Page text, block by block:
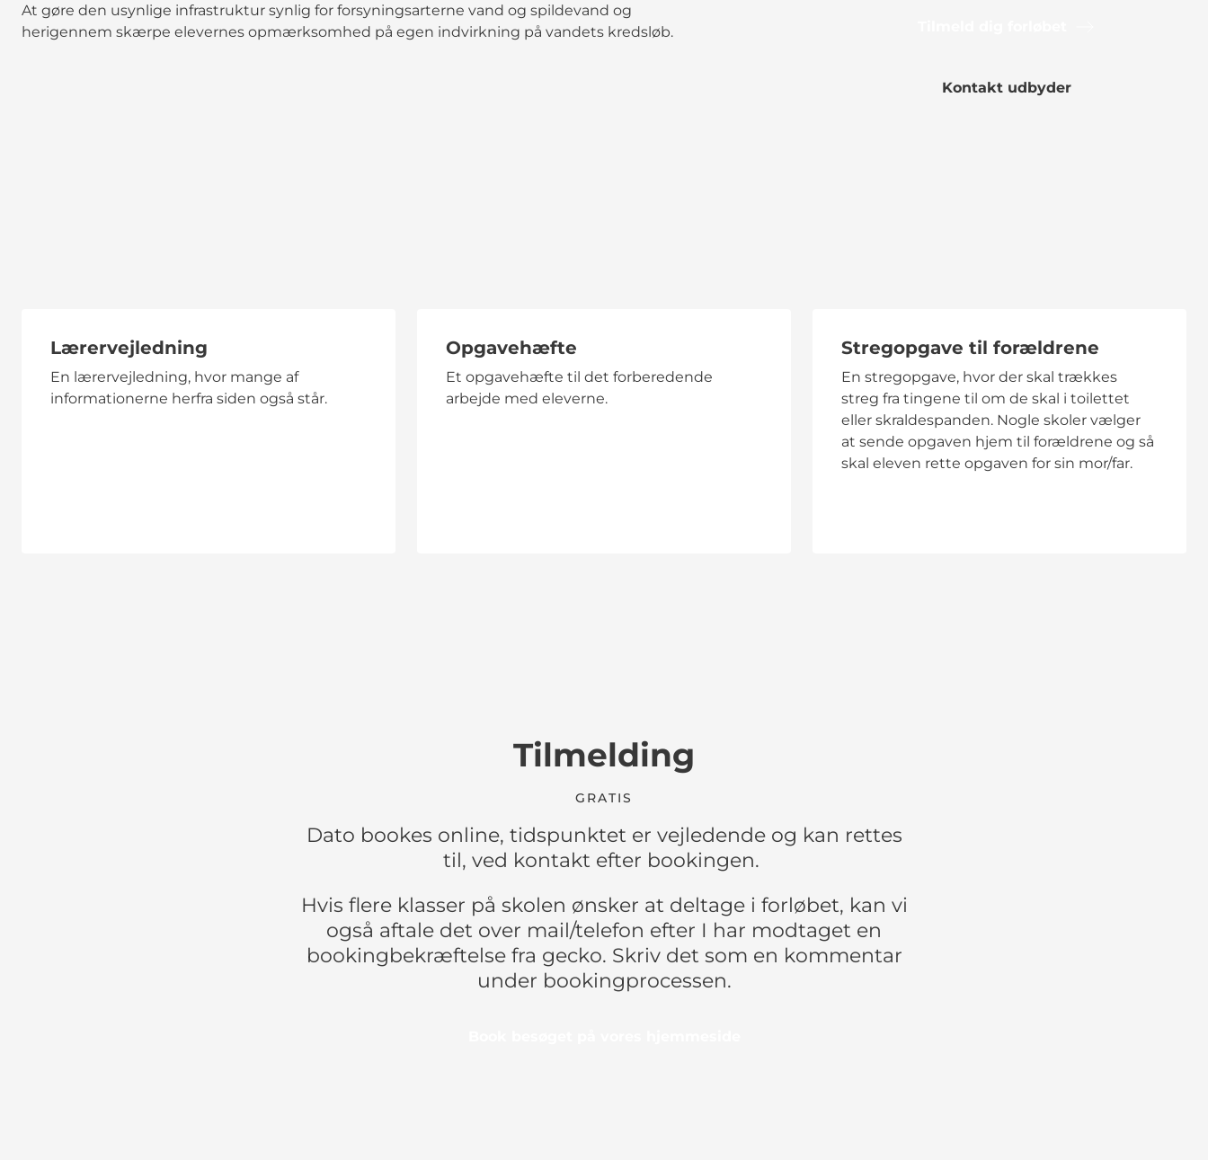
At gøre den usynlige infrastruktur synlig for forsyningsarterne vand og spildevand og
herigennem skærpe elevernes opmærksomhed på egen indvirkning på vandets kredsløb.
Kontakt udbyder
Lærervejledning
En lærervejledning, hvor mange af
informationerne herfra siden også står.
Opgavehæfte
Et opgavehæfte til det forberedende
arbejde med eleverne.
Stregopgave til forældrene
En stregopgave, hvor der skal trækkes
streg fra tingene til om de skal i toilettet
eller skraldespanden. Nogle skoler vælger
at sende opgaven hjem til forældrene og så
skal eleven rette opgaven for sin mor/far.
Tilmelding
GRATIS
Dato bookes online, tidspunktet er vejledende og kan rettes
til, ved kontakt efter bookingen.
Hvis flere klasser på skolen ønsker at deltage i forløbet, kan vi
også aftale det over mail/telefon efter I har modtaget en
bookingbekræftelse fra gecko. Skriv det som en kommentar
under bookingprocessen.